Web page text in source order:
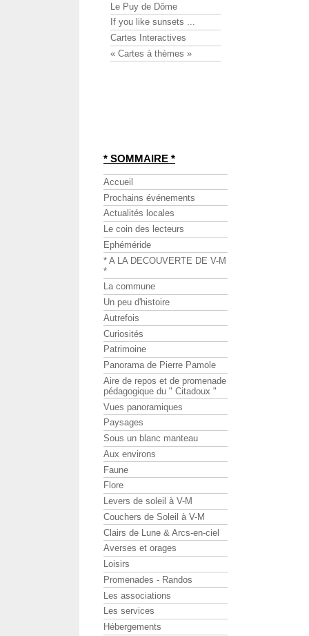
Le Puy de Dôme
If you like sunsets ...
Cartes Interactives
« Cartes à thèmes »
* SOMMAIRE *
Accueil
Prochains événements
Actualités locales
Le coin des lecteurs
Ephéméride
* A LA DECOUVERTE DE V-M
*
La commune
Un peu d'histoire
Autrefois
Curiosités
Patrimoine
Panorama de Pierre Pamole
Aire de repos et de promenade
pédagogique du " Citadoux "
Vues panoramiques
Paysages
Sous un blanc manteau
Aux environs
Faune
Flore
Levers de soleil à V-M
Couchers de Soleil à V-M
Clairs de Lune & Arcs-en-ciel
Averses et orages
Loisirs
Promenades - Randos
Les associations
Les services
Hébergements